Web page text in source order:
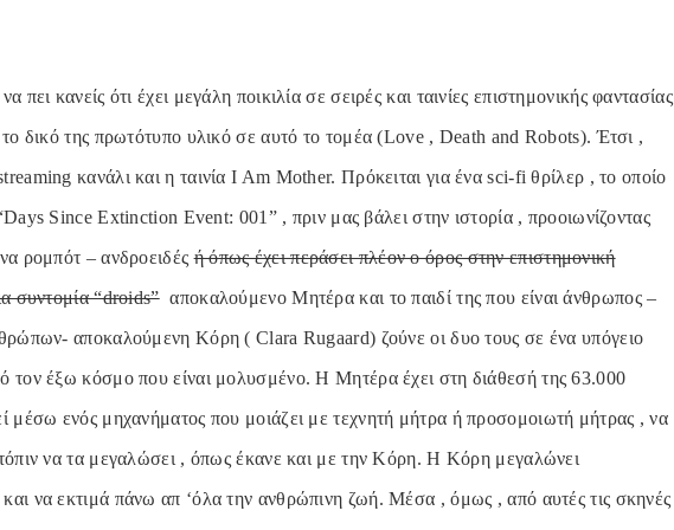
κανείς ότι έχει μεγάλη ποικιλία σε σειρές και ταινίες επιστημονικής φαντασίας
δικό της πρωτότυπο υλικό σε αυτό το τομέα (Love , Death and Robots). Έτσι ,
κανάλι και η ταινία I Am Mother. Πρόκειται για ένα sci-fi θρίλερ , το οποίο
Since Extinction Event: 001” , πριν μας βάλει στην ιστορία , προοιωνίζοντας
ρομπότ – ανδροειδέςή όπως έχει περάσει πλέον ο όρος στην επιστημονική
συντομία “droids”αποκαλούμενο Μητέρα και το παιδί της που είναι άνθρωπος –
αποκαλούμενη Κόρη ( Clara Rugaard) ζούνε οι δυο τους σε ένα υπόγειο
τον έξω κόσμο που είναι μολυσμένο. Η Μητέρα έχει στη διάθεσή της 63.000
μέσω ενός μηχανήματος που μοιάζει με τεχνητή μήτρα ή προσομοιωτή μήτρας , να
να τα μεγαλώσει , όπως έκανε και με την Κόρη. Η Κόρη μεγαλώνει
να εκτιμά πάνω απ ‘όλα την ανθρώπινη ζωή. Μέσα , όμως , από αυτές τις σκηνές